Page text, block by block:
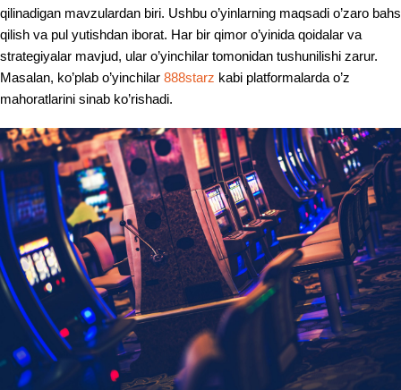
qilinadigan mavzulardan biri. Ushbu o’yinlarning maqsadi o’zaro bahs
qilish va pul yutishdan iborat. Har bir qimor o’yinida qoidalar va
strategiyalar mavjud, ular o’yinchilar tomonidan tushunilishi zarur.
Masalan, ko’plab o’yinchilar 888starz kabi platformalarda o’z
mahoratlarini sinab ko’rishadi.